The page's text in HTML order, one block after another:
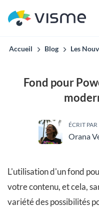
Accueil Blog Les
Fond pour
ÉCRIT PAR
Orana
L'utilisation d'un fond
votre contenu, et cela,
variété des possibilités